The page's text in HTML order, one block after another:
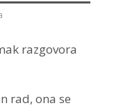
razgovora
rad, ona se